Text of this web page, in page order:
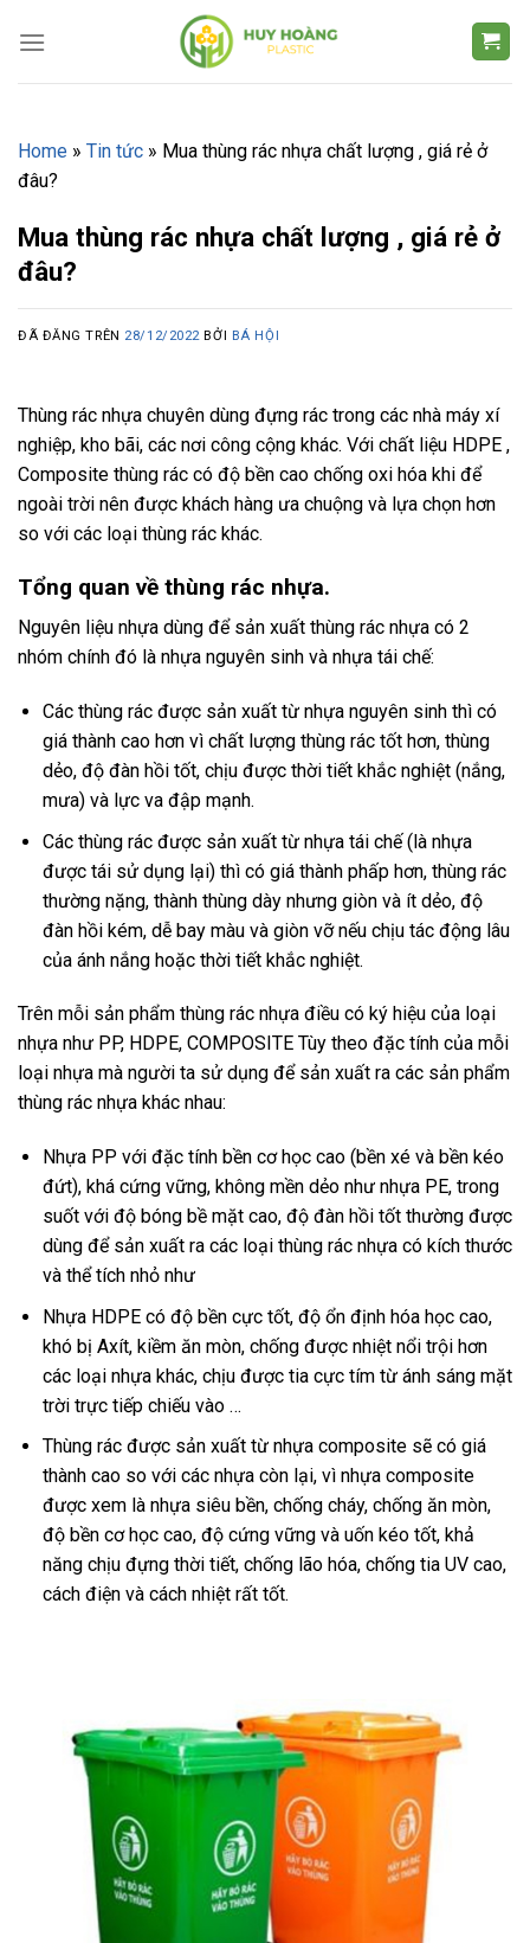
đến
Home » Tin tức » Mua thùng rác nhựa chất lượng , giá rẻ ở
đâu?
Mua thùng rác nhựa chất lượng , giá rẻ ở
đâu?
ĐÃ ĐĂNG TRÊN 28/12/2022BỞI BÁ HỘI
Thùng rác nhựa chuyên dùng đựng rác trong các nhà máy xí
nghiệp, kho bãi, các nơi công cộng khác. Với chất liệu HDPE ,
Composite thùng rác có độ bền cao chống oxi hóa khi để
ngoài trời nên được khách hàng ưa chuộng và lựa chọn hơn
so với các loại thùng rác khác.
Tổng quan về thùng rác nhựa.
Nguyên liệu nhựa dùng để sản xuất thùng rác nhựa có 2
nhóm chính đó là nhựa nguyên sinh và nhựa tái chế:
Các thùng rác được sản xuất từ nhựa nguyên sinh thì có
giá thành cao hơn vì chất lượng thùng rác tốt hơn, thùng
dẻo, độ đàn hồi tốt, chịu được thời tiết khắc nghiệt (nắng,
mưa) và lực va đập mạnh.
Các thùng rác được sản xuất từ nhựa tái chế (là nhựa
được tái sử dụng lại) thì có giá thành phấp hơn, thùng rác
thường nặng, thành thùng dày nhưng giòn và ít dẻo, độ
đàn hồi kém, dễ bay màu và giòn vỡ nếu chịu tác động lâu
của ánh nắng hoặc thời tiết khắc nghiệt.
Trên mỗi sản phẩm thùng rác nhựa điều có ký hiệu của loại
nhựa như PP, HDPE, COMPOSITE Tùy theo đặc tính của mỗi
loại nhựa mà người ta sử dụng để sản xuất ra các sản phẩm
thùng rác nhựa khác nhau:
Nhựa PP với đặc tính bền cơ học cao (bền xé và bền kéo
đứt), khá cứng vững, không mền dẻo như nhựa PE, trong
suốt với độ bóng bề mặt cao, độ đàn hồi tốt thường được
dùng để sản xuất ra các loại thùng rác nhựa có kích thước
và thể tích nhỏ như
Nhựa HDPE có độ bền cực tốt, độ ổn định hóa học cao,
khó bị Axít, kiềm ăn mòn, chống được nhiệt nổi trội hơn
các loại nhựa khác, chịu được tia cực tím từ ánh sáng mặt
trời trực tiếp chiếu vào …
Thùng rác được sản xuất từ nhựa composite sẽ có giá
thành cao so với các nhựa còn lại, vì nhựa composite
được xem là nhựa siêu bền, chống cháy, chống ăn mòn,
độ bền cơ học cao, độ cứng vững và uốn kéo tốt, khả
năng chịu đựng thời tiết, chống lão hóa, chống tia UV cao,
cách điện và cách nhiệt rất tốt.